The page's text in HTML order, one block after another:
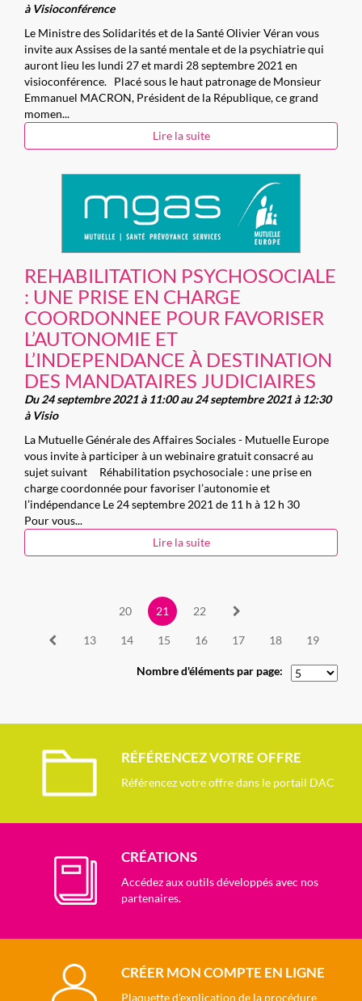
à Visioconférence
Le Ministre des Solidarités et de la Santé Olivier Véran vous
invite aux Assises de la santé mentale et de la psychiatrie qui
auront lieu les lundi 27 et mardi 28 septembre 2021 en
visioconférence. Placé sous le haut patronage de Monsieur
Emmanuel MACRON, Président de la République, ce grand
momen...
Lire la suite
REHABILITATION PSYCHOSOCIALE
: UNE PRISE EN CHARGE
COORDONNEE POUR FAVORISER
L’AUTONOMIE ET
L’INDEPENDANCE À DESTINATION
DES MANDATAIRES JUDICIAIRES
Du 24 septembre 2021 à 11:00 au 24 septembre 2021 à 12:30
à Visio
La Mutuelle Générale des Affaires Sociales - Mutuelle Europe
vous invite à participer à un webinaire gratuit consacré au
sujet suivant Réhabilitation psychosociale : une prise en
charge coordonnée pour favoriser l’autonomie et
l’indépendance Le 24 septembre 2021 de 11 h à 12 h 30
Pour vous...
Lire la suite
Nombre d'éléments par page:
13 14 15 16 17 18 19
20 21 22
RÉFÉRENCEZ VOTRE OFFRE
Référencez votre offre dans le portail DAC
CRÉATIONS
Accédez aux outils développés avec nos
partenaires.
CRÉER MON COMPTE EN LIGNE
Plaquette d'explication de la procédure